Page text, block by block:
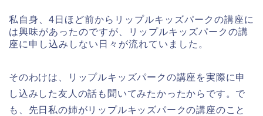
私自身、4日ほど前からリップルキッズパークの講座に
は興味があったのですが、リップルキッズパークの講
座に申し込みしない日々が流れていました。
そのわけは、リップルキッズパークの講座を実際に申
し込みした友人の話も聞いてみたかったからです。で
も、先日私の姉がリップルキッズパークの講座のこと